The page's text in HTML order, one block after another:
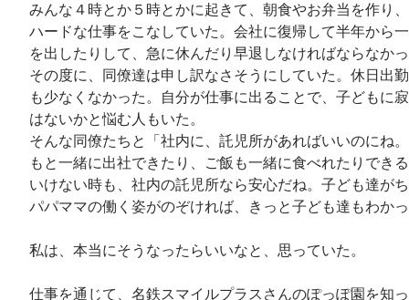
みんな４時とか５時とかに起きて、朝食やお弁当を作り
ハードな仕事をこなしていた。会社に復帰して半年から
を出したりして、急に休んだり早退しなければならなか
その度に、同僚達は申し訳なさそうにしていた。休日出
も少なくなかった。自分が仕事に出ることで、子どもに
はないかと悩む人もいた。
そんな同僚たちと「社内に、託児所があればいいのにね
もと一緒に出社できたり、ご飯も一緒に食べれたりでき
いけない時も、社内の託児所なら安心だね。子ども達が
パパママの働く姿がのぞければ、きっと子ども達もわか
私は、本当にそうなったらいいなと、思っていた。
仕事を通じて、名鉄スマイルプラスさんのぽっぽ園を知